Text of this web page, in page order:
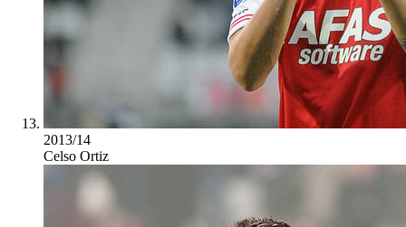
2013/14
Celso Ortiz